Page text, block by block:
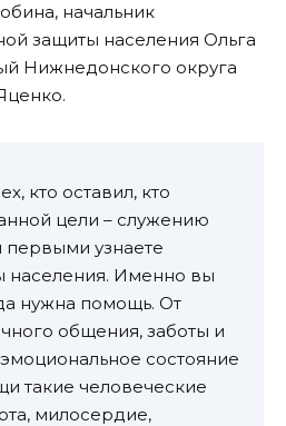
начальник
защиты населения Ольга
Нижнедонского округа
кто оставил, кто
цели – служению
узнаете
Именно вы
нужна помощь. От
общения, заботы и
состояние
такие человеческие
милосердие,